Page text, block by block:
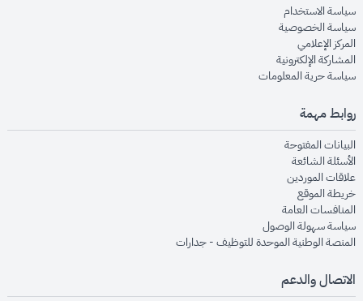
سياسة الاستخدام
سياسة الخصوصيةopens in new window
المركز الإعلاميopens in new window
المشاركة الإلكترونيةopens in new window
سياسة حرية المعلوماتopens in new window
روابط مهمة
البيانات المفتوحةopens in new window
الأسئلة الشائعةopens in new window
علاقات الموردينopens in new window
خريطة الموقعopens in new window
المنافسات العامةopens in new window
سياسة سهولة الوصولopens in new window
المنصة الوطنية الموحدة للتوظيف - جداراتopens in new window
الاتصال والدعم